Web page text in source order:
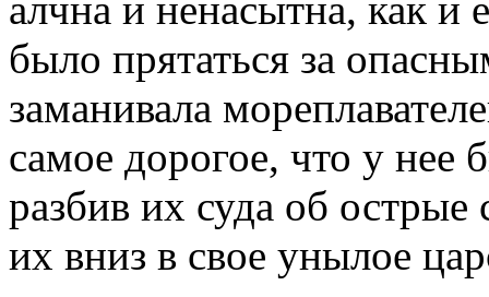
было прятаться за
заманивала
самое дорогое, что у нее
разбив их суда об острые
их вниз в свое унылое